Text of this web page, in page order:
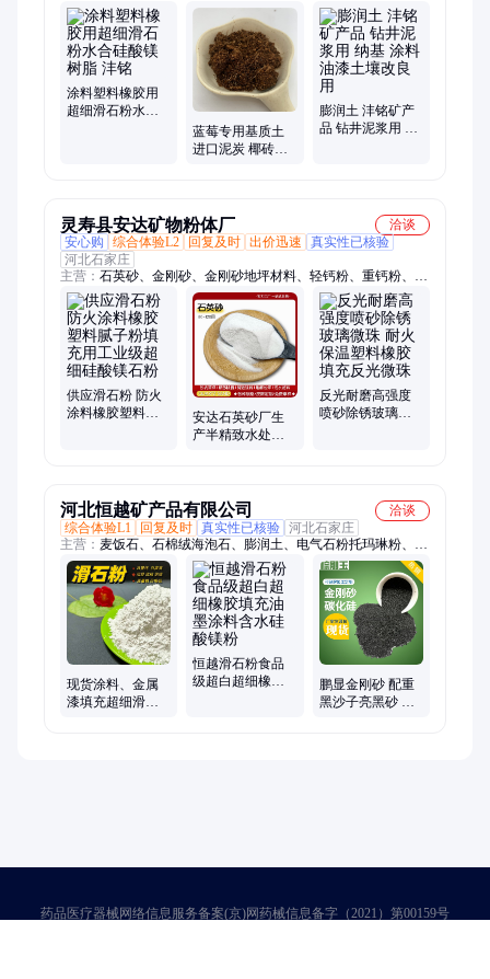
粉、木粉、白炭黑、硅藻土、陶瓷砂、高岭土、重钙、轻钙、玻
璃砂、玻璃微珠、活性白土、铁砂、珍珠岩、重晶石、膨润土、
防火涂料、海泡石、硅灰、炭黑、营养土
涂料塑料橡胶用
超细滑石粉水合
蓝莓专用基质土
进口泥炭 椰砖调
膨润土 沣铭矿产
品 钻井泥浆用 纳
灵寿县安达矿物粉体厂
洽谈
安心购
综合体验L2 回复及时 出价迅速
真实性已核验
河北石家庄
主营： 石英砂、金刚砂、金刚砂地坪材料、轻钙粉、重钙粉、重
晶石粉、滑石粉、橡胶粉、陶土粉、麦饭石粉、石英粉、白云
石、蛭石、云母、质感砂、鹅卵石、白沙子、火山石、方解石、
高岭土、球场砂、草坪砂、石英砂滤料、膨润土、凹凸棒土
供应滑石粉 防火
涂料橡胶塑料腻
安达石英砂厂生
产半精致水处理
反光耐磨高强度
喷砂除锈玻璃微
河北恒越矿产品有限公司
洽谈
综合体验L1
回复及时 真实性已核验 河北石家庄
主营： 麦饭石、石棉绒海泡石、膨润土、电气石粉托玛琳粉、长
石粉、远红外粉、滑石粉、碳酸钙粉、云母粉、石膏粉、反射隔
热粉、玻璃砂玻璃粉、沸石粉、凹凸棒粉、重晶石粉沉淀硫酸
钡、石灰粉、锗石粉、高岭土、铝矾土、石英砂、金刚砂、白沙
子、圆粒海沙、珍珠岩、蛭石
现货涂料、金属
漆填充超细滑石
恒越滑石粉食品
级超白超细橡胶
鹏显金刚砂 配重
黑沙子亮黑砂 地
药品医疗器械网络信息服务备案(京)网药械信息备字（2021）第00159号